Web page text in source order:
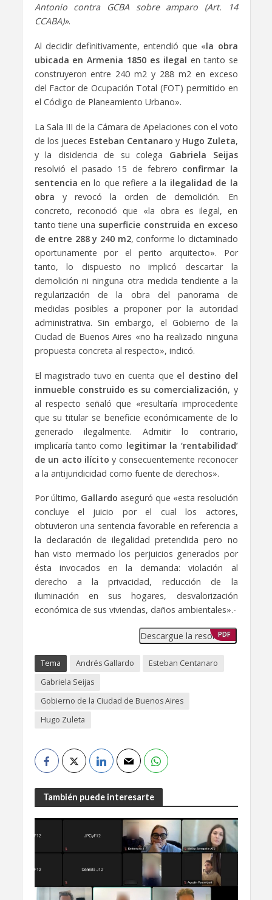
Antonio contra GCBA sobre amparo (Art. 14
CCABA)».
Al decidir definitivamente, entendió que «la obra
ubicada en Armenia 1850 es ilegal en tanto se
construyeron entre 240 m2 y 288 m2 en exceso
del Factor de Ocupación Total (FOT) permitido en
el Código de Planeamiento Urbano».
La Sala III de la Cámara de Apelaciones con el voto
de los jueces Esteban Centanaro yHugo Zuleta,
y la disidencia de su colega Gabriela Seijas
resolvió el pasado 15 de febrero confirmar la
sentencia en lo que refiere a la ilegalidad de la
obra y revocó la orden de demolición. En
concreto, reconoció que «la obra es ilegal, en
tanto tiene una superficie construida en exceso
de entre 288 y 240 m2, conforme lo dictaminado
oportunamente por el perito arquitecto». Por
tanto, lo dispuesto no implicó descartar la
demolición ni ninguna otra medida tendiente a la
regularización de la obra del panorama de
medidas posibles a proponer por la autoridad
administrativa. Sin embargo, el Gobierno de la
Ciudad de Buenos Aires «no ha realizado ninguna
propuesta concreta al respecto», indicó.
El magistrado tuvo en cuenta que el destino del
inmueble construido es su comercialización, y
al respecto señaló que «resultaría improcedente
que su titular se beneficie económicamente de lo
generado ilegalmente. Admitir lo contrario,
implicaría tanto como legitimar la ‘rentabilidad’
de un acto ilícito y consecuentemente reconocer
a la antijuridicidad como fuente de derechos».
Por último, Gallardo aseguró que «esta resolución
concluye el juicio por el cual los actores,
obtuvieron una sentencia favorable en referencia a
la declaración de ilegalidad pretendida pero no
han visto mermado los perjuicios generados por
ésta invocados en la demanda: violación al
derecho a la privacidad, reducción de la
iluminación en sus hogares, desvalorización
económica de sus viviendas, daños ambientales».-
Descargue la resolución
PDF
Tema Andrés Gallardo
Esteban Centanaro
Gabriela Seijas
Gobierno de la Ciudad de Buenos Aires
Hugo Zuleta
También puede interesarte